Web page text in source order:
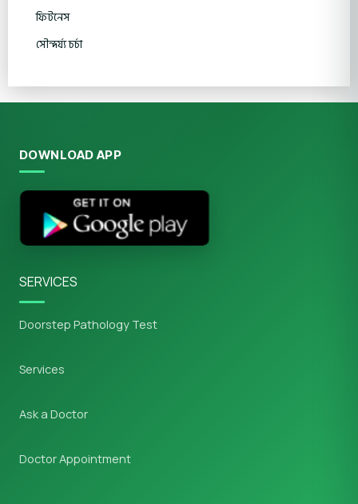
ফিটনেস
সৌন্দর্য্য চর্চা
DOWNLOAD APP
SERVICES
Doorstep Pathology Test
Services
Ask a Doctor
Doctor Appointment